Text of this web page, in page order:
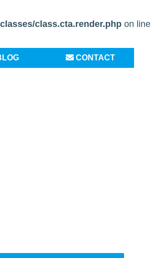
class.cta.render.php on line
CONTACT